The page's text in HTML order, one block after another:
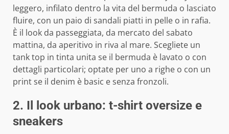
leggero, infilato dentro la vita del bermuda o lasciato
fluire, con un paio di sandali piatti in pelle o in rafia.
È il look da passeggiata, da mercato del sabato
mattina, da aperitivo in riva al mare. Scegliete un
tank top in tinta unita se il bermuda è lavato o con
dettagli particolari; optate per uno a righe o con un
print se il denim è basic e senza fronzoli.
2. Il look urbano: t-shirt oversize e
sneakers